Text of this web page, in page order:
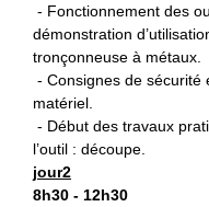
- Fonctionnement des
démonstration
tronçonneuse à métaux.
- Consignes de sécurité
matériel.
- Début des travaux
l’outil : découpe.
jour2
8h30 - 12h30